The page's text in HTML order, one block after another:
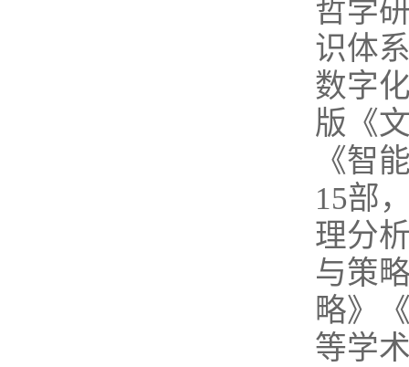
哲学
识体
数字
版《
《智
15部
理分
与策
略》
等学